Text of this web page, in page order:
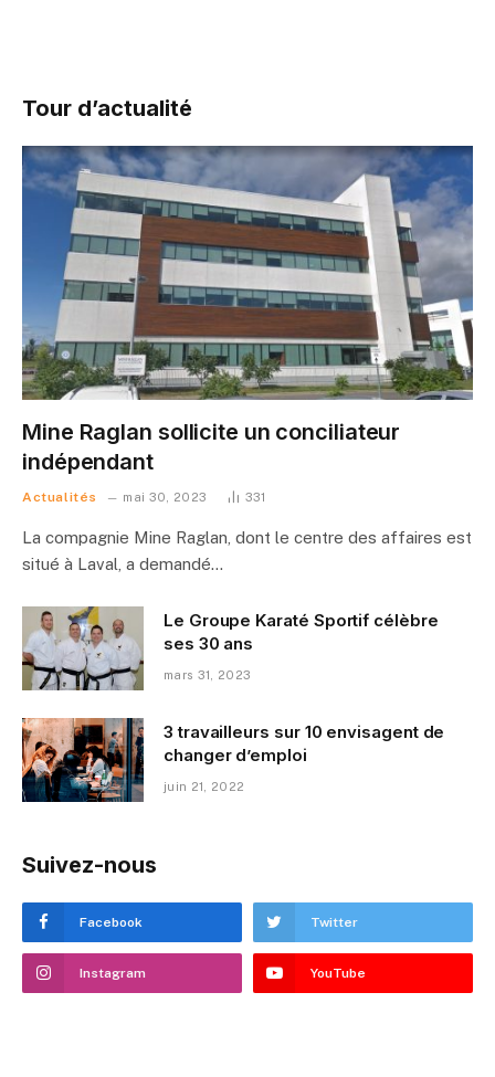
Tour d’actualité
Mine Raglan sollicite un conciliateur
indépendant
Actualités mai 30, 2023 331
La compagnie Mine Raglan, dont le centre des affaires est
situé à Laval, a demandé…
Le Groupe Karaté Sportif célèbre
ses 30 ans
mars 31, 2023
3 travailleurs sur 10 envisagent de
changer d’emploi
juin 21, 2022
Suivez-nous
Facebook Twitter
Instagram YouTube